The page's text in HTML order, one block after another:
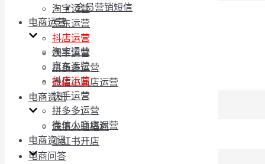
淘宝运营
京东运营
抖店运营
快手运营
拼多多运营
微信小商店运营
电商资讯
快手入驻福利
小红书开店
电商问答
会员营销短信
电商运营
淘宝运营
京东运营
抖店运营
快手运营
拼多多运营
微信小商店运营
电商资讯